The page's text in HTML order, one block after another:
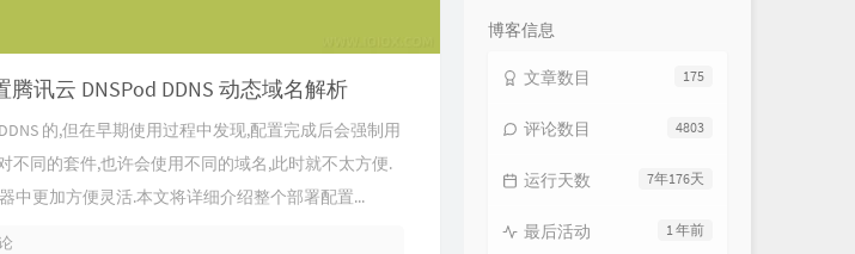
讯云 DNSPod DDNS 动态域名解析
的,但在早期使用过程中发现,配置完成后会强制用
不同的套件,也许会使用不同的域名,此时就不太方便.
中更加方便灵活.本文将详细介绍整个部署配置...
数:
博客信息
175
文章数目
4803
评论数目
7年176天
运行天数
1 年前
最后活动